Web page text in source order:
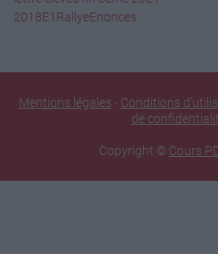
2018E1RallyeEnonces
Mentions légales - Conditions
de
Copyright © Cours